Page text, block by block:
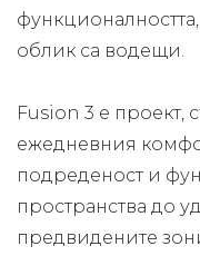
облик са водещи.
Fusion 3 е проект,
ежедневния
подреденост и
пространства до
предвидените